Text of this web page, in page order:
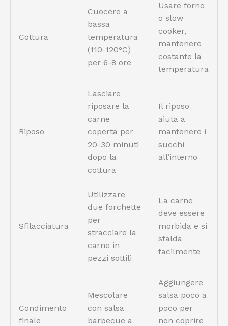
Cottura
Cuocere a
bassa
temperatura
(110-120°C)
per 6-8 ore
Usare forno
o slow
cooker,
mantenere
costante la
temperatura
Riposo
Lasciare
riposare la
carne
coperta per
20-30 minuti
dopo la
cottura
Il riposo
aiuta a
mantenere i
succhi
all’interno
Sfilacciatura
Utilizzare
due forchette
per
stracciare la
carne in
pezzi sottili
La carne
deve essere
morbida e si
sfalda
facilmente
Condimento
finale
Mescolare
con salsa
barbecue a
Aggiungere
salsa poco a
poco per
non coprire